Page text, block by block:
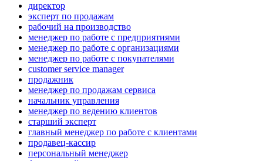
директор
эксперт по продажам
рабочий на производство
менеджер по работе с предприятиями
менеджер по работе с организациями
менеджер по работе с покупателями
customer service manager
продажник
менеджер по продажам сервиса
начальник управления
менеджер по ведению клиентов
старший эксперт
главный менеджер по работе с клиентами
продавец-кассир
персональный менеджер